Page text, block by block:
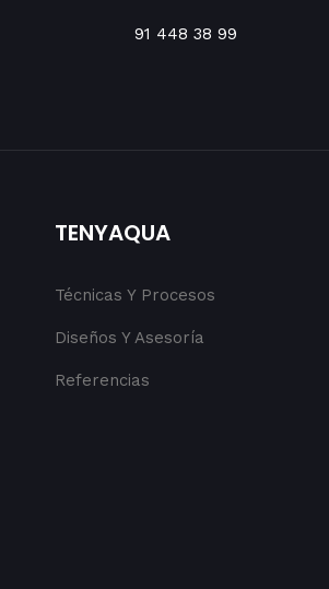
91 448 38 99
TENYAQUA
Técnicas Y Procesos
Diseños Y Asesoría
Referencias